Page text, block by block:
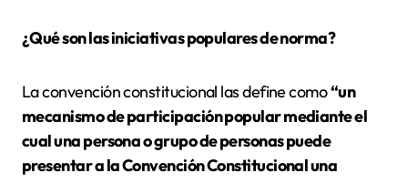
¿Qué son las iniciativas populares de norma?
La convención constitucional las define como“un
mecanismo de participación popular mediante el
cual una persona o grupo de personas puede
presentar a la Convención Constitucional una